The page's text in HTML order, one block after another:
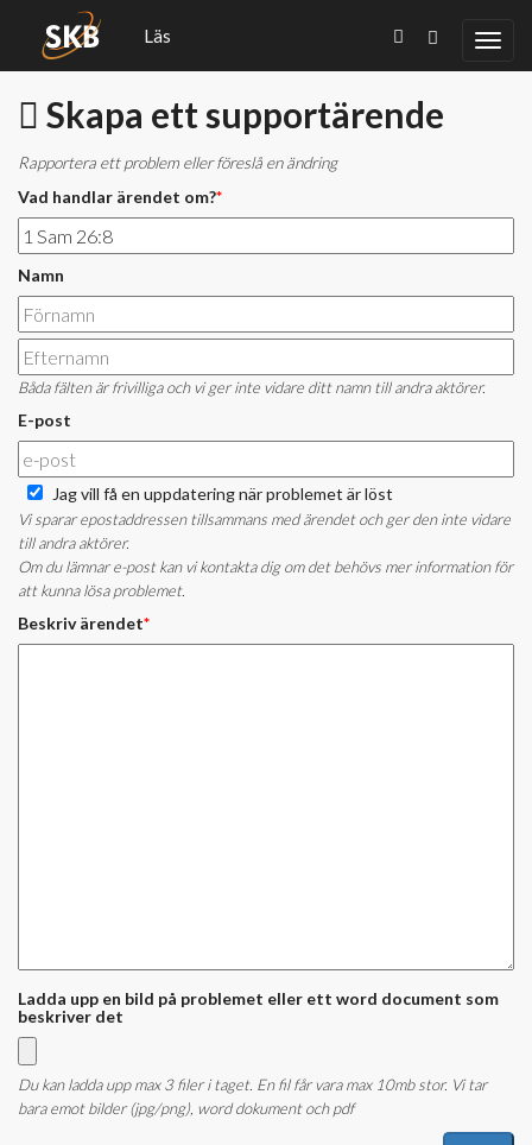
Läs
Skapa ett supportärende
Rapportera ett problem eller föreslå en ändring
Vad handlar ärendet om?*
Namn
Båda fälten är frivilliga och vi ger inte vidare ditt namn till andra aktörer.
E-post
Jag vill få en uppdatering när problemet är löst
Vi sparar epostaddressen tillsammans med ärendet och ger den inte vidare
till andra aktörer.
Om du lämnar e-post kan vi kontakta dig om det behövs mer information för
att kunna lösa problemet.
Beskriv ärendet*
Ladda upp en bild på problemet eller ett word document som
beskriver det
Du kan ladda upp max 3 filer i taget. En fil får vara max 10mb stor. Vi tar
bara emot bilder (jpg/png), word dokument och pdf